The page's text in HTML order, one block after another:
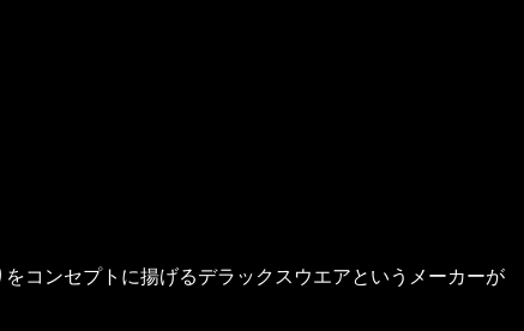
コンセプトに揚げるデラックスウエアというメーカーが